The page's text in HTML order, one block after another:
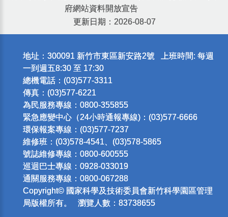
府網站資料開放宣告
更新日期：2026-08-07
地址：300091 新竹市東區新安路2號 上班時間: 每週
一到週五8:30 至 17:30
總機電話：(03)577-3311
傳真：(03)577-6221
為民服務專線：0800-355855
緊急應變中心（24小時通報專線)：(03)577-6666
環保報案專線：(03)577-7237
維修班：(03)578-4541、(03)578-5865
號誌維修專線：0800-600555
巡迴巴士專線：0928-033019
通關服務專線：0800-067288
Copyright© 國家科學及技術委員會新竹科學園區管理
局版權所有。 瀏覽人數：83738655